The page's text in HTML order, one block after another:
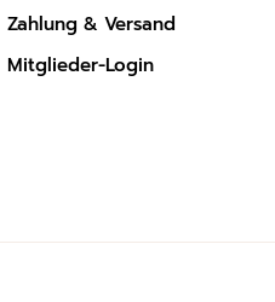
Zahlung & Versand
Mitglieder-Login